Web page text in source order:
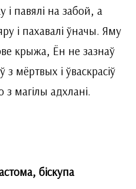
і павялі на забой, а
і пахавалі ўначы. Яму
крыжа, Ён не зазнаў
з мёртвых і ўваскрасіў
магілы адхлані.
біскупа